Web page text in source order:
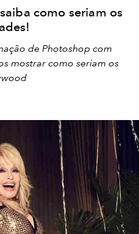
como seriam os
de Photoshop com
mostrar como seriam os